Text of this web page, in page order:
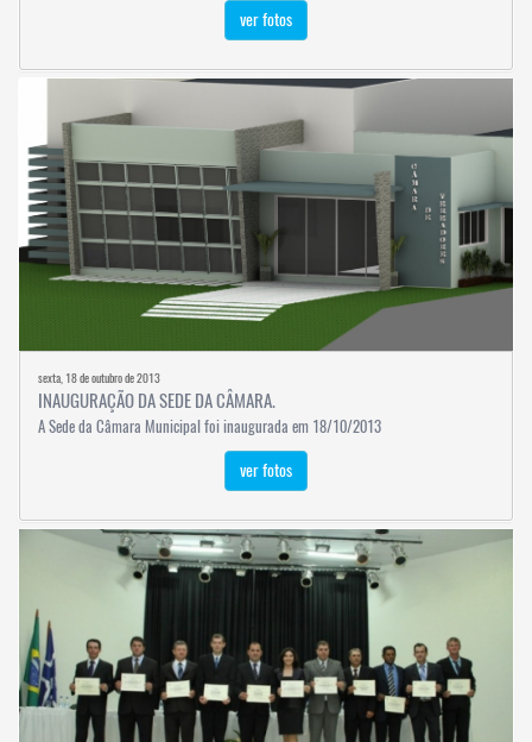
ver fotos
sexta, 18 de outubro de 2013
INAUGURAÇÃO DA SEDE DA CÂMARA.
A Sede da Câmara Municipal foi inaugurada em 18/10/2013
ver fotos